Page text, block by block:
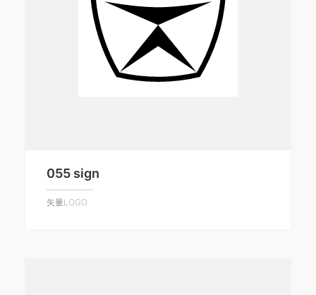
055 sign
矢量LOGO